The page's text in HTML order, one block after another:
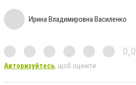
Ирина Владимировна Василенко
0,0
Авторизуйтесь, щоб оцінити